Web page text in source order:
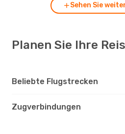
Sehen Sie
Planen Sie Ihre
Beliebte Flugstrecken
Zugverbindungen